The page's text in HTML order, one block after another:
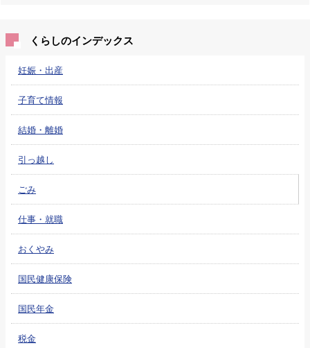
くらしのインデックス
妊娠・出産
子育て情報
結婚・離婚
引っ越し
ごみ
仕事・就職
おくやみ
国民健康保険
国民年金
税金